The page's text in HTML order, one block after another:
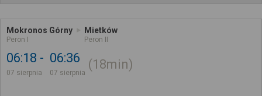
Mokronos Górny
Peron I
Mietków
Peron II
06:18
07 sierpnia
06:36
07 sierpnia
18min